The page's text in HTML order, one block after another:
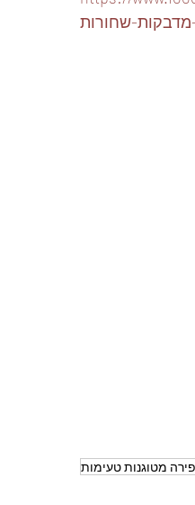
שחורות
מטוגנות טעימות